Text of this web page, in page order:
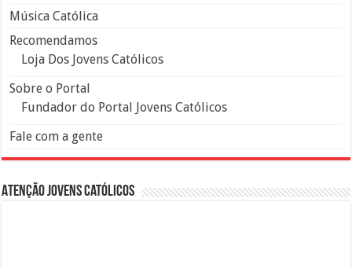
Música Católica
Recomendamos
Loja Dos Jovens Católicos
Sobre o Portal
Fundador do Portal Jovens Católicos
Fale com a gente
Atenção Jovens Católicos